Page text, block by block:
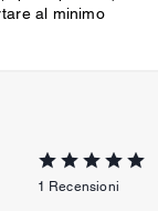
al minimo
1 Recensioni